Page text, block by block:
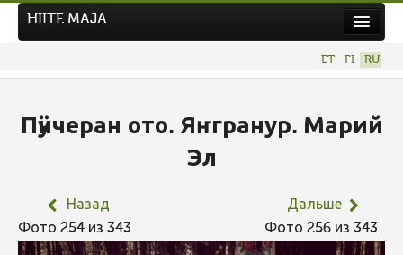
НОВЫЙ ФОТОКОНКУРС
HIITE MAJA
ET FI RU
Пӱнчеран ото. Яҥгранур. Марий
Эл
Назад
Фото 254 из 343
Дальше
Фото 256 из 343